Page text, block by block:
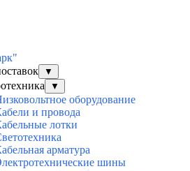
▼
▼
оборудование
и провода
лотки
арматура
шины